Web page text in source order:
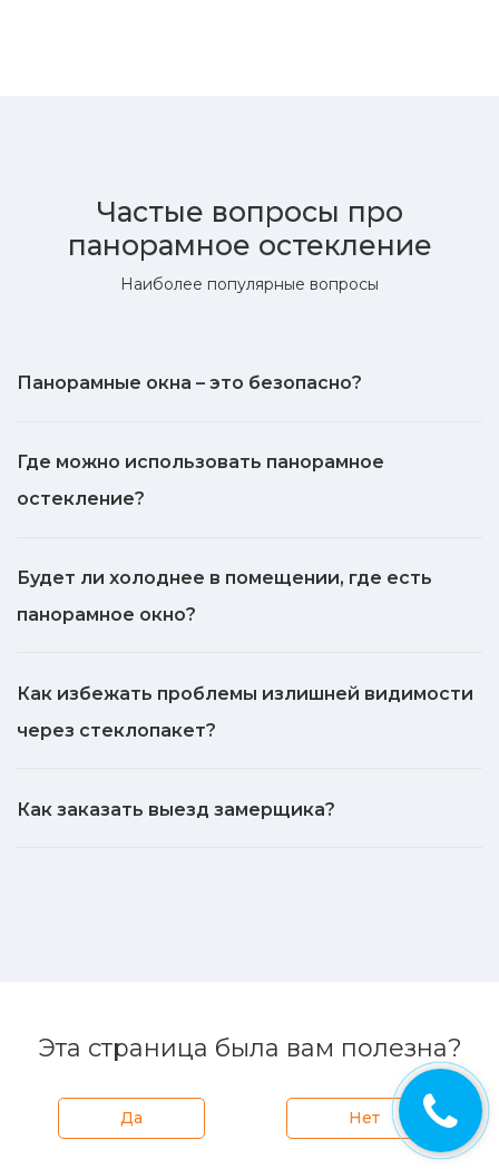
Частые вопросы про
панорамное остекление
Наиболее популярные вопросы
Панорамные окна – это безопасно?
Где можно использовать панорамное
остекление?
Будет ли холоднее в помещении, где есть
панорамное окно?
Как избежать проблемы излишней видимости
через стеклопакет?
Как заказать выезд замерщика?
Эта страница была вам полезна?
Да Нет